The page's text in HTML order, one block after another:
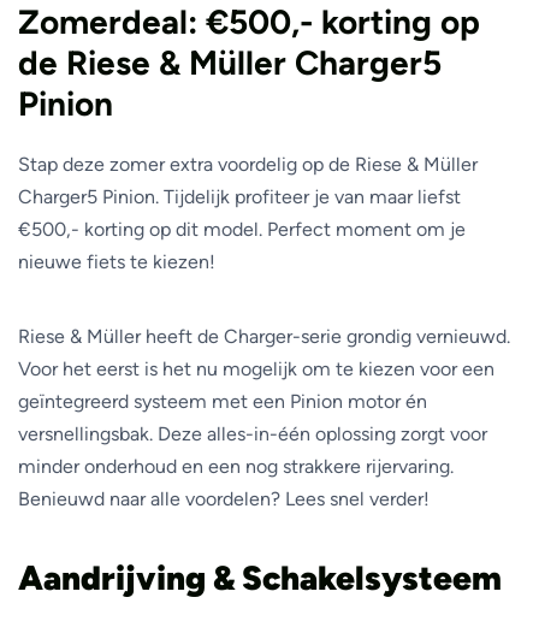
Zomerdeal: €500,- korting op
de Riese & Müller Charger5
Pinion
Stap deze zomer extra voordelig op de Riese & Müller
Charger5 Pinion. Tijdelijk profiteer je van maar liefst
€500,- korting op dit model. Perfect moment om je
nieuwe fiets te kiezen!
Riese & Müller heeft de Charger-serie grondig vernieuwd.
Voor het eerst is het nu mogelijk om te kiezen voor een
geïntegreerd systeem met een Pinion motor én
versnellingsbak. Deze alles-in-één oplossing zorgt voor
minder onderhoud en een nog strakkere rijervaring.
Benieuwd naar alle voordelen? Lees snel verder!
Aandrijving & Schakelsysteem